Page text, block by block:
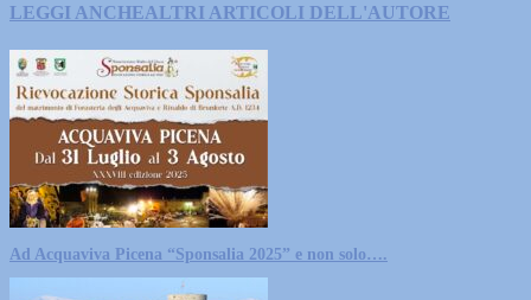
LEGGI ANCHEALTRI ARTICOLI DELL'AUTORE
Ad Acquaviva Picena “Sponsalia 2025” e non solo….